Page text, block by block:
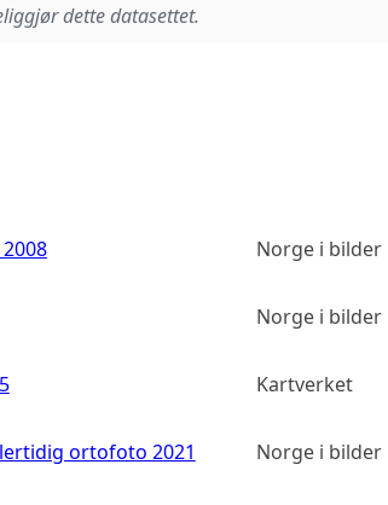
dette datasettet.
Norge i bilder
Norge i bilder
Kartverket
ortofoto 2021 Norge i bilder